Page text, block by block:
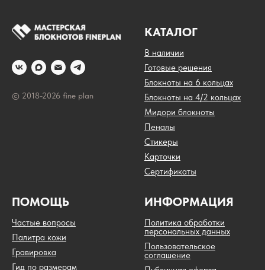
© 2018-2026 fine plan
КАТАЛОГ
В наличии
Готовые решения
Блокноты на 6 кольцах
Блокноты на 4/2 кольцах
Мидори блокноты
Пеналы
Стикеры
Карточки
Сертификаты
ПОМОЩЬ
Частые вопросы
Палитра кожи
Гравировка
Гид по размерам
ИНФОРМАЦИЯ
Политика обработки
персональных данных
Пользовательское
соглашение